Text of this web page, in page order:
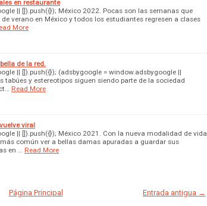
en restaurante
|| []).push({}); México 2022. Pocas son las semanas que
verano en México y todos los estudiantes regresen a clases
More
de la red.
|| []).push({}); (adsbygoogle = window.adsbygoogle ||
tabúes y estereotipos siguen siendo parte de la sociedad
Read More
viral
|| []).push({}); México 2021. Con la nueva modalidad de vida
común ver a bellas damas apuradas a guardar sus
en …
Read More
Entrada antigua →
Página Principal